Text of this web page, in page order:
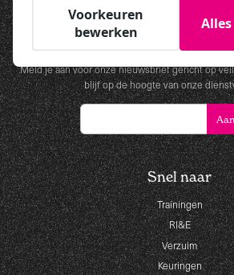
Nieuwsbrief
Meld je aan voor onze nieuwsbrief gericht op
blijf op de hoogte van onze
Snel naar
Trainingen
RI&E
Verzuim
Keuringen
Voorkeuren
bewerken